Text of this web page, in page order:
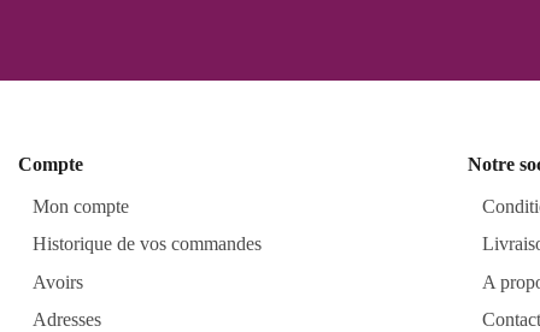
Compte
Mon compte
Historique de vos commandes
Avoirs
Adresses
Notre
A